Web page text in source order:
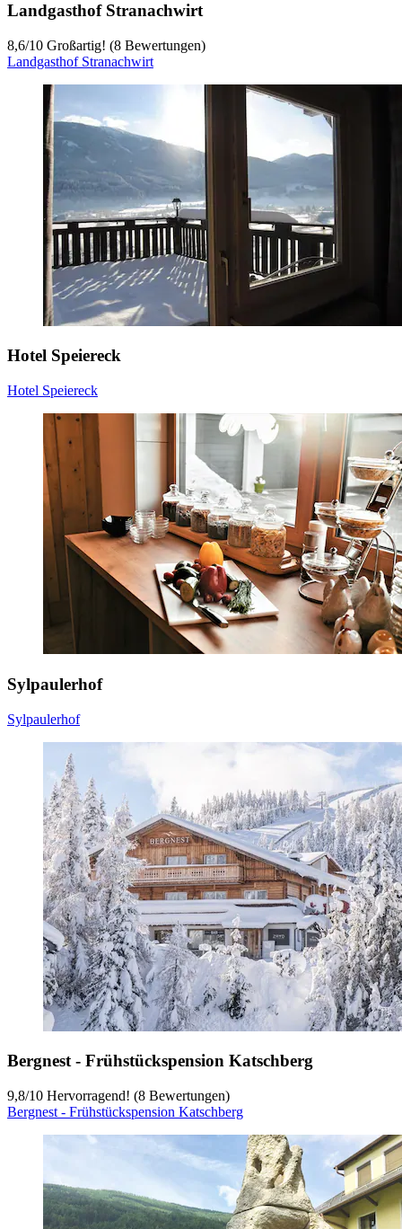
Landgasthof Stranachwirt
8,6/10 Großartig! (8 Bewertungen)
Landgasthof Stranachwirt
Hotel Speiereck
Hotel Speiereck
Sylpaulerhof
Sylpaulerhof
Bergnest - Frühstückspension Katschberg
9,8/10 Hervorragend! (8 Bewertungen)
Bergnest - Frühstückspension Katschberg